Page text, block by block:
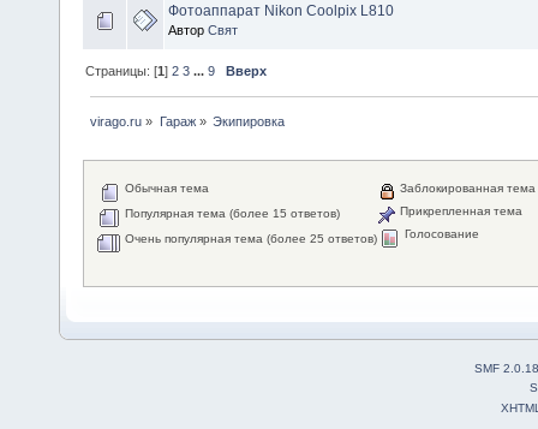
Фотоаппарат Nikon Coolpix L810
Автор Свят
Страницы: [1]2 3 ...9 Вверх
virago.ru » Гараж» Экипировка
Обычная тема
Популярная тема (более 15 ответов)
Очень популярная тема (более 25 ответов)
Заблокированная тема
Прикрепленная тема
Голосование
SMF 2.0.18